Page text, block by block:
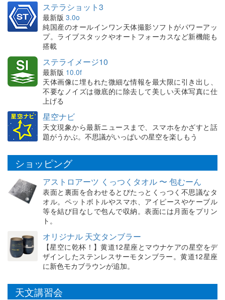
ステラショット3
最新版 3.0o
純国産のオールインワン天体撮影ソフトがパワーアッ
プ。ライブスタックやオートフォーカスなど新機能も
搭載
ステライメージ10
最新版 10.0f
天体画像に埋もれた微細な情報を最大限に引き出し、
不要なノイズは徹底的に除去して美しい天体写真に仕
上げる
星空ナビ
天文現象から最新ニュースまで、スマホをかざすと話
題がうかぶ。不思議がいっぱいの星空を楽しもう
ショッピング
アストロアーツ くっつくタオル 〜 包むーん
表面と裏面を合わせるとぴたっとくっつく不思議なタ
オル。ペットボトルやスマホ、アイピースやケーブル
等を結び目なしで包んで収納。表面には月面をプリン
ト。
オリジナル 天文タンブラー
【星空に乾杯！】黄道12星座とマウナケアの星空をデ
ザインしたステンレスサーモタンブラー。黄道12星座
に新色モカブラウンが追加。
天文講習会